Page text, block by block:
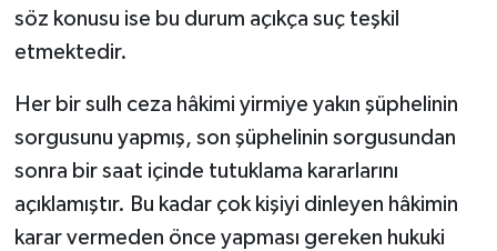
söz konusu ise bu durum açıkça suç teşkil
etmektedir.
Her bir sulh ceza hâkimi yirmiye yakın şüphelinin
sorgusunu yapmış, son şüphelinin sorgusundan
sonra bir saat içinde tutuklama kararlarını
açıklamıştır. Bu kadar çok kişiyi dinleyen hâkimin
karar vermeden önce yapması gereken hukuki